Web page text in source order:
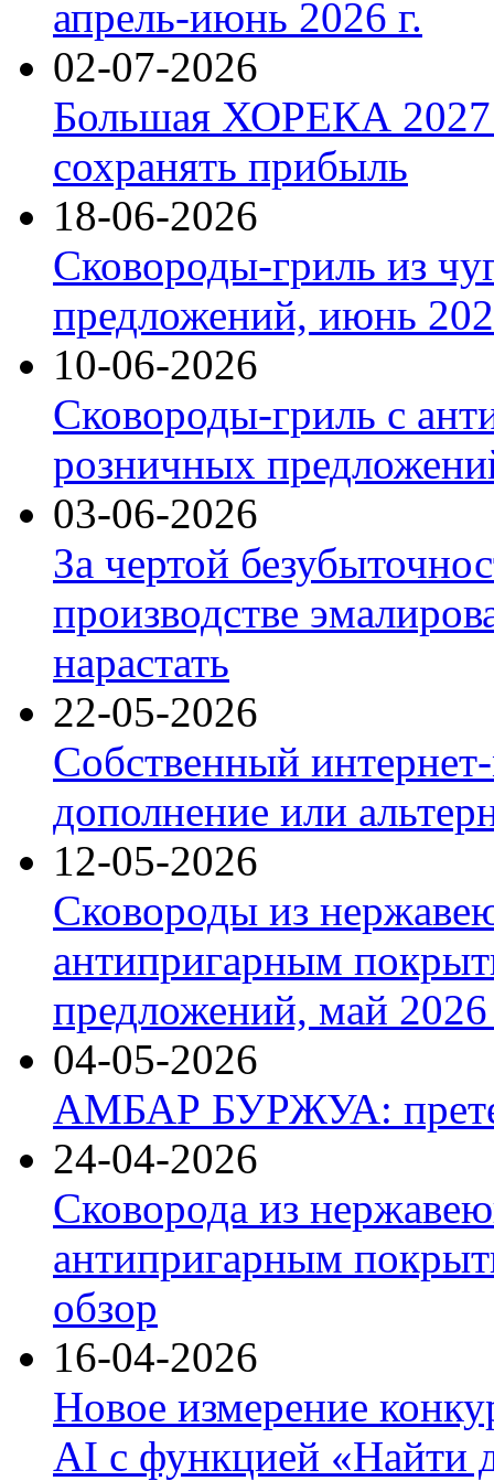
апрель-июнь 2026 г.
02-07-2026
Большая ХОРЕКА 2027:
сохранять прибыль
18-06-2026
Сковороды-гриль из
предложений, июнь
10-06-2026
Сковороды-гриль с
розничных
03-06-2026
За чертой
производстве
нарастать
22-05-2026
Собственный
дополнение или
12-05-2026
Сковороды из
антипригарным
предложений, май 2026
04-05-2026
АМБАР БУРЖУА:
24-04-2026
Сковорода из
антипригарным
обзор
16-04-2026
Новое измерение
AI с функцией «Найти